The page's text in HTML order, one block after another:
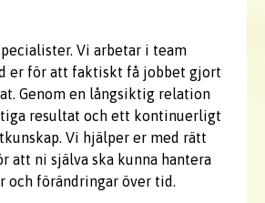
Vi arbetar i team
er för att faktiskt få jobbet gjort
Genom en långsiktig relation
resultat och ett kontinuerligt
Vi hjälper er med rätt
att ni själva ska kunna hantera
och förändringar över tid.